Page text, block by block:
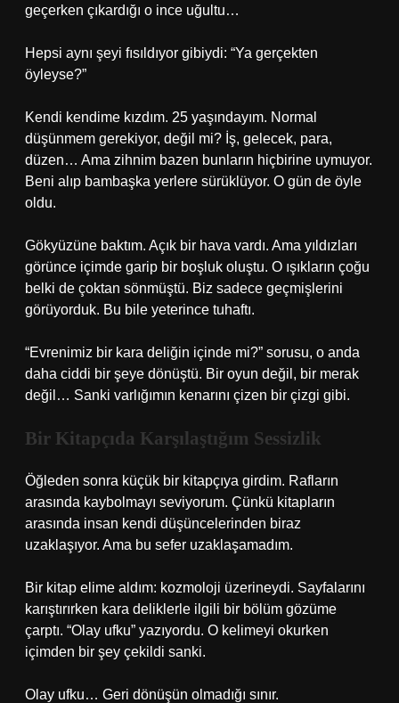
geçerken çıkardığı o ince uğultu…
Hepsi aynı şeyi fısıldıyor gibiydi: “Ya gerçekten
öyleyse?”
Kendi kendime kızdım. 25 yaşındayım. Normal
düşünmem gerekiyor, değil mi? İş, gelecek, para,
düzen… Ama zihnim bazen bunların hiçbirine uymuyor.
Beni alıp bambaşka yerlere sürüklüyor. O gün de öyle
oldu.
Gökyüzüne baktım. Açık bir hava vardı. Ama yıldızları
görünce içimde garip bir boşluk oluştu. O ışıkların çoğu
belki de çoktan sönmüştü. Biz sadece geçmişlerini
görüyorduk. Bu bile yeterince tuhaftı.
“Evrenimiz bir kara deliğin içinde mi?” sorusu, o anda
daha ciddi bir şeye dönüştü. Bir oyun değil, bir merak
değil… Sanki varlığımın kenarını çizen bir çizgi gibi.
Bir Kitapçıda Karşılaştığım Sessizlik
Öğleden sonra küçük bir kitapçıya girdim. Rafların
arasında kaybolmayı seviyorum. Çünkü kitapların
arasında insan kendi düşüncelerinden biraz
uzaklaşıyor. Ama bu sefer uzaklaşamadım.
Bir kitap elime aldım: kozmoloji üzerineydi. Sayfalarını
karıştırırken kara deliklerle ilgili bir bölüm gözüme
çarptı. “Olay ufku” yazıyordu. O kelimeyi okurken
içimden bir şey çekildi sanki.
Olay ufku… Geri dönüşün olmadığı sınır.